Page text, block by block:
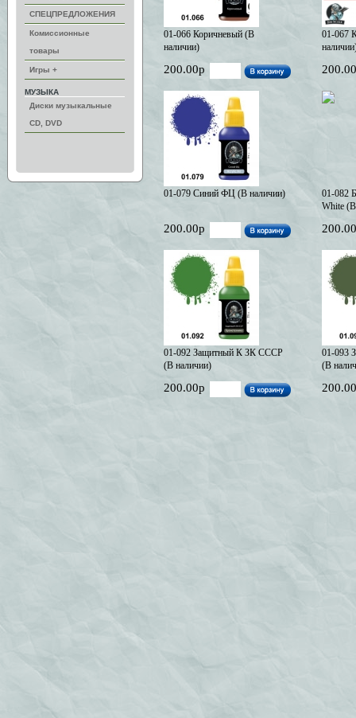
СПЕЦПРЕДЛОЖЕНИЯ
Комиссионные
товары
Игры +
МУЗЫКА
Диски музыкальные
CD, DVD
01-066 Коричневый (В
наличии)
200.00р
01-067
01-079 Синий ФЦ (В наличии)
200.00р
01-082
White
01-092 Защитный К ЗК СССР
(В наличии)
200.00р
01-093
(В